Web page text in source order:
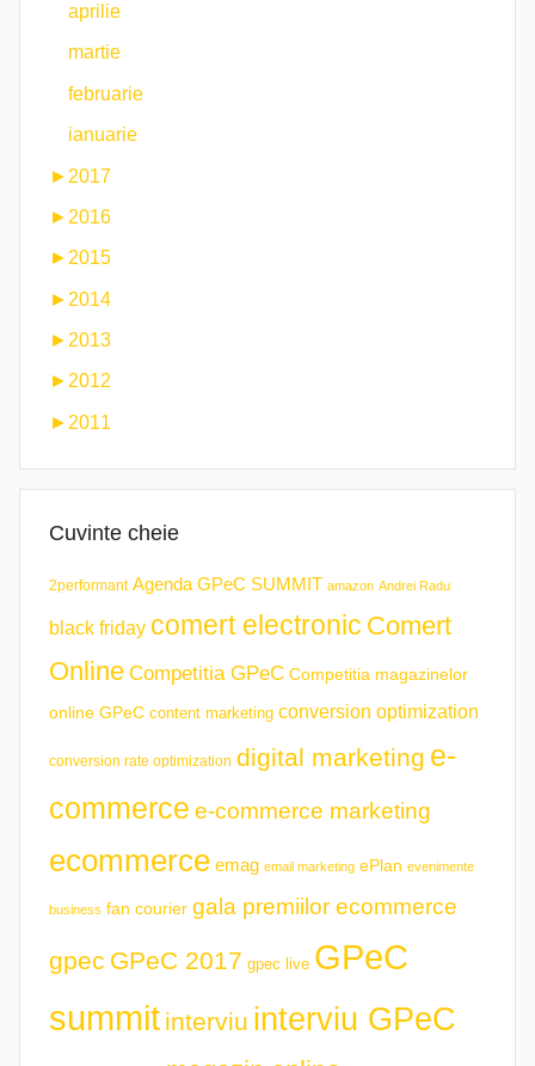
aprilie
martie
februarie
ianuarie
► 2017
► 2016
► 2015
► 2014
► 2013
►2012
► 2011
Cuvinte cheie
2performant Agenda GPeC SUMMIT amazon Andrei Radu
black friday comert electronic Comert
Online Competitia GPeC Competitia magazinelor
online GPeC content marketing conversion optimization
conversion rate optimization digital marketing e-
commerce e-commerce marketing
ecommerce emag email marketing ePlan evenimente
business fan courier gala premiilor ecommerce
gpec GPeC 2017 gpec live GPeC
summit interviu interviu GPeC